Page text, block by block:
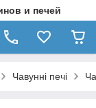
и печей
Чавунні печі